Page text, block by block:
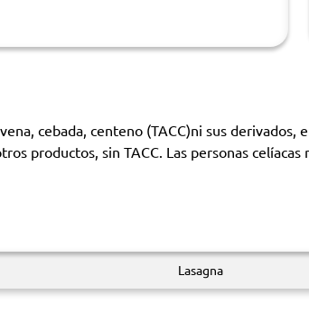
cebada, centeno (TACC)ni sus
productos, sin TACC. Las personas
Lasagna